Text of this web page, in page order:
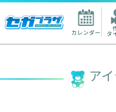
カレンダー タ
人気ワード
ア